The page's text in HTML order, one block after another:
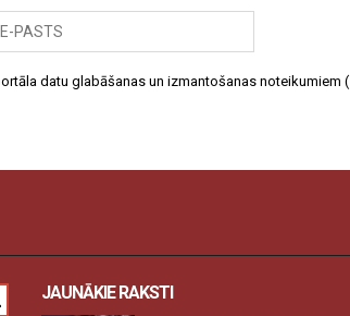
datu glabāšanas un izmantošanas noteikumiem (
JAUNĀKIE RAKSTI